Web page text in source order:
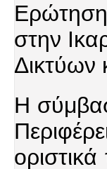
Ερώτηση
στην
Η